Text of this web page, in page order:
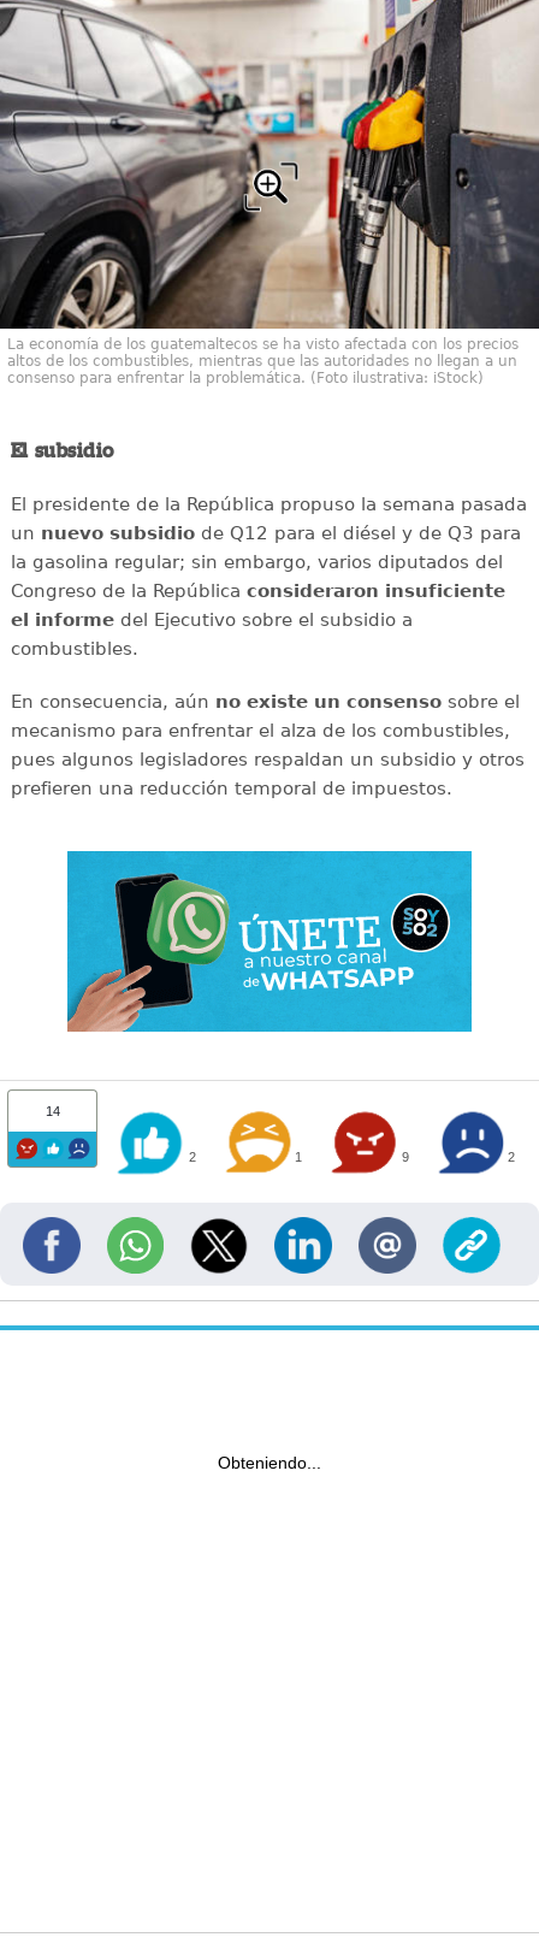
La economía de los guatemaltecos se ha visto afectada con los precios
altos de los combustibles, mientras que las autoridades no llegan a un
consenso para enfrentar la problemática. (Foto ilustrativa: iStock)
El subsidio
El presidente de la República propuso la semana pasada
un nuevo subsidiode Q12 para el diésel y de Q3 para
la gasolina regular; sin embargo, varios diputados del
Congreso de la República consideraron insuficiente
el informedel Ejecutivo sobre el subsidio a
combustibles.
En consecuencia, aún no existe un consensosobre el
mecanismo para enfrentar el alza de los combustibles,
pues algunos legisladores respaldan un subsidio y otros
prefieren una reducción temporal de impuestos.
14
2 1 9 2
Obteniendo...